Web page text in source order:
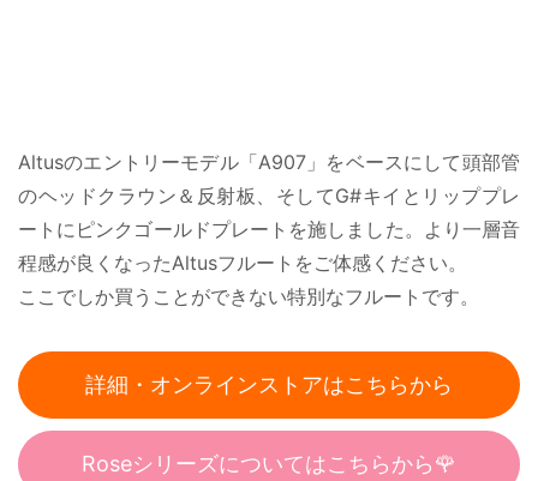
Altusのエントリーモデル「A907」をベースにして頭部管
のヘッドクラウン＆反射板、そしてG#キイとリッププレ
ートにピンクゴールドプレートを施しました。より一層音
程感が良くなったAltusフルートをご体感ください。
ここでしか買うことができない特別なフルートです。
詳細・オンラインストアはこちらから
Roseシリーズについてはこちらから🌹